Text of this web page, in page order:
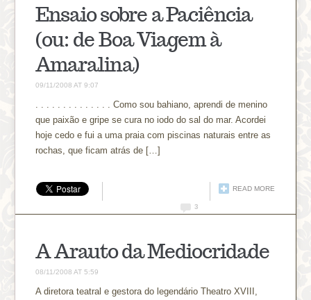
Ensaio sobre a Paciência
(ou: de Boa Viagem à
Amaralina)
09/11/2008 AT 9:07
. . . . . . . . . . . . . . Como sou bahiano, aprendi de menino
que paixão e gripe se cura no iodo do sal do mar. Acordei
hoje cedo e fui a uma praia com piscinas naturais entre as
rochas, que ficam atrás de […]
READ MORE
3
A Arauto da Mediocridade
08/11/2008 AT 5:59
A diretora teatral e gestora do legendário Theatro XVIII,